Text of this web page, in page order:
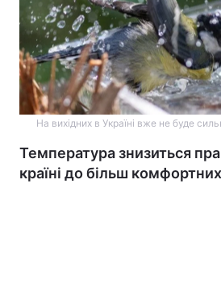
На вихідних в Україні вже не буде
Температура знизиться
країні до більш